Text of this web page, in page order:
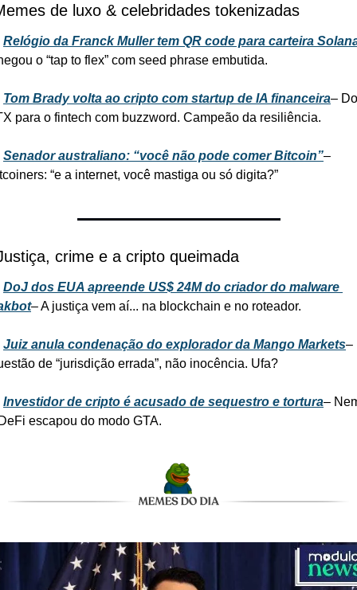
de luxo & celebridades tokenizadas
Relógio da Franck Muller tem QR code para carteira
o “tap to flex” com seed phrase embutida.
Tom Brady volta ao cripto com startup de IA financeira– Do
para o fintech com buzzword. Campeão da resiliência.
Senador australiano: “você não pode comer Bitcoin”–
“e a internet, você mastiga ou só digita?”
crime e a cripto queimada
DoJ dos EUA apreende US$ 24M do criador do malware
– A justiça vem aí... na blockchain e no roteador.
Juiz anula condenação do explorador da Mango Markets–
de “jurisdição errada”, não inocência. Ufa?
Investidor de cripto é acusado de sequestro e tortura–
escapou do modo GTA.